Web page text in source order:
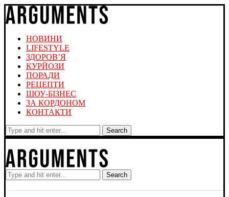
НОВИНИ
LIFESTYLE
ЗДОРОВ’Я
КУРЙОЗИ
ПОРАДИ
РЕЦЕПТИ
ШОУ-БІЗНЕС
ЗА КОРДОНОМ
КОНТАКТИ
Search
Search